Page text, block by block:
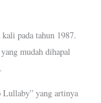
pada tahun 1987.
mudah dihapal
Lullaby” yang artinya